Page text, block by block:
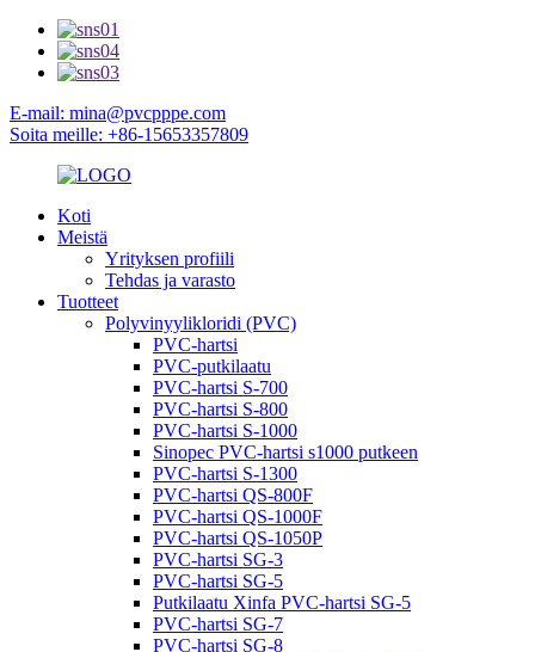
E-mail: mina@pvcpppe.com
Soita meille: +86-15653357809
Koti
Meistä
Yrityksen profiili
Tehdas ja varasto
Tuotteet
Polyvinyylikloridi (PVC)
PVC-hartsi
PVC-putkilaatu
PVC-hartsi S-700
PVC-hartsi S-800
PVC-hartsi S-1000
Sinopec PVC-hartsi s1000 putkeen
PVC-hartsi S-1300
PVC-hartsi QS-800F
PVC-hartsi QS-1000F
PVC-hartsi QS-1050P
PVC-hartsi SG-3
PVC-hartsi SG-5
Putkilaatu Xinfa PVC-hartsi SG-5
PVC-hartsi SG-7
PVC-hartsi SG-8